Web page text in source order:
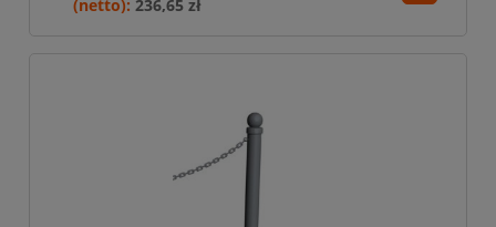
236,65 zł